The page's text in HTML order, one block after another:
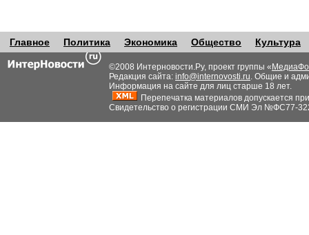
Главное Политика Экономика Общество Культура
©2008 Интерновости.Ру, проект группы «
Редакция сайта: info@internovosti.ru. Общие и
Информация на сайте для лиц старше 18 лет.
Перепечатка материалов допускается
Свидетельство о регистрации СМИ Эл №ФС77-